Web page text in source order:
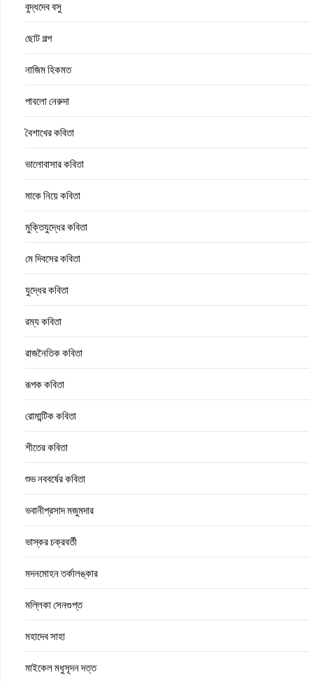
বুদ্ধদেব বসু
ছোট গল্প
নাজিম হিকমত
পাবলো নেরুদা
বৈশাখের কবিতা
ভালোবাসার কবিতা
মাকে নিয়ে কবিতা
মুক্তিযুদ্ধের কবিতা
মে দিবসের কবিতা
যুদ্ধের কবিতা
রম্য কবিতা
রাজনৈতিক কবিতা
রূপক কবিতা
রোমান্টিক কবিতা
শীতের কবিতা
শুভ নববর্ষের কবিতা
ভবানীপ্রসাদ মজুমদার
ভাস্কর চক্রবর্তী
মদনমোহন তর্কালঙ্কার
মল্লিকা সেনগুপ্ত
মহাদেব সাহা
মাইকেল মধুসূদন দত্ত